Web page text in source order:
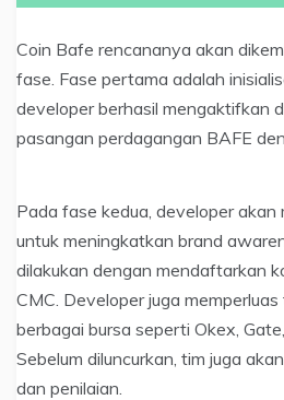
Coin Bafe rencananya akan
fase. Fase pertama adalah
developer berhasil mengaktifkan
pasangan perdagangan BAFE
Pada fase kedua, developer akan
untuk meningkatkan brand
dilakukan dengan mendaftarkan
CMC. Developer juga
berbagai bursa seperti Okex,
Sebelum diluncurkan, tim juga
dan penilaian.